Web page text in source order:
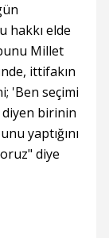
hakkı elde
Millet
ittifakın
'Ben seçimi
birinin
yaptığını
diye